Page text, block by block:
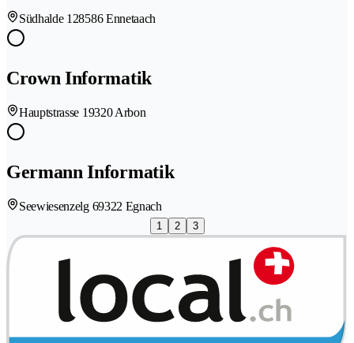
Südhalde 128586 Ennetaach
Crown Informatik
Hauptstrasse 19320 Arbon
Germann Informatik
Seewiesenzelg 69322 Egnach
1 2 3